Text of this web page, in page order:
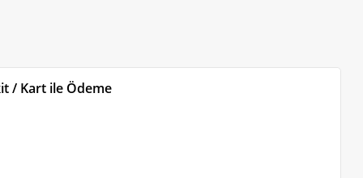
/ Kart ile Ödeme